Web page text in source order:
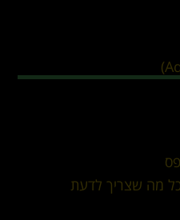
מה שצריך לדעת